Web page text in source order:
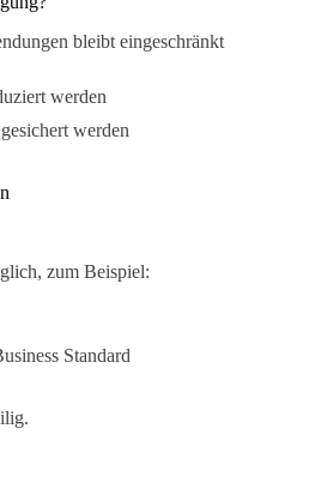
bleibt eingeschränkt
werden
werden
zum Beispiel:
Standard